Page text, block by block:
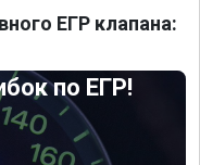
ЕГР клапана:
по ЕГР!